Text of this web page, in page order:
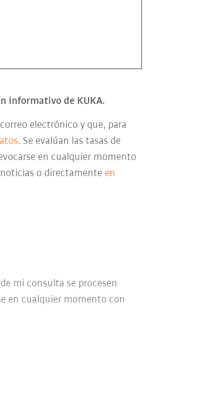
informativo de KUKA.
electrónico y que, para
. Se evalúan las tasas de
en cualquier momento
o directamente en
mi consulta se procesen
en cualquier momento con